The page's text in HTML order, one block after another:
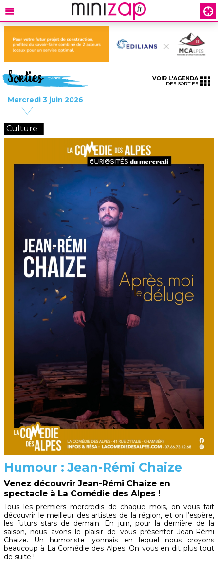
Sorties
Mercredi 3 juin 2026
VOIR L'AGENDA
DES SORTIES
Culture
Humour : Jean-Rémi Chaize
Venez découvrir Jean-Rémi Chaize en
spectacle à La Comédie des Alpes !
Tous les premiers mercredis de chaque mois, on vous fait
découvrir le meilleur des artistes de la région, et on l’espère,
les futurs stars de demain. En juin, pour la dernière de la
saison, nous avons le plaisir de vous présenter Jean-Rémi
Chaize. Un humoriste lyonnais en lequel nous croyons
beaucoup à La Comédie des Alpes. On vous en dit plus tout
de suite !